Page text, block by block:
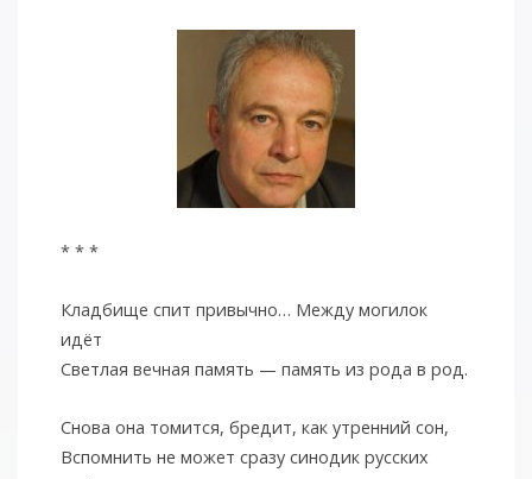
* * *
Кладбище спит привычно… Между могилок
идёт
Светлая вечная память — память из рода в род.
Снова она томится, бредит, как утренний сон,
Вспомнить не может сразу синодик русских